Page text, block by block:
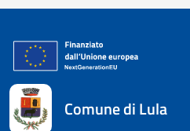
Comune di Lula